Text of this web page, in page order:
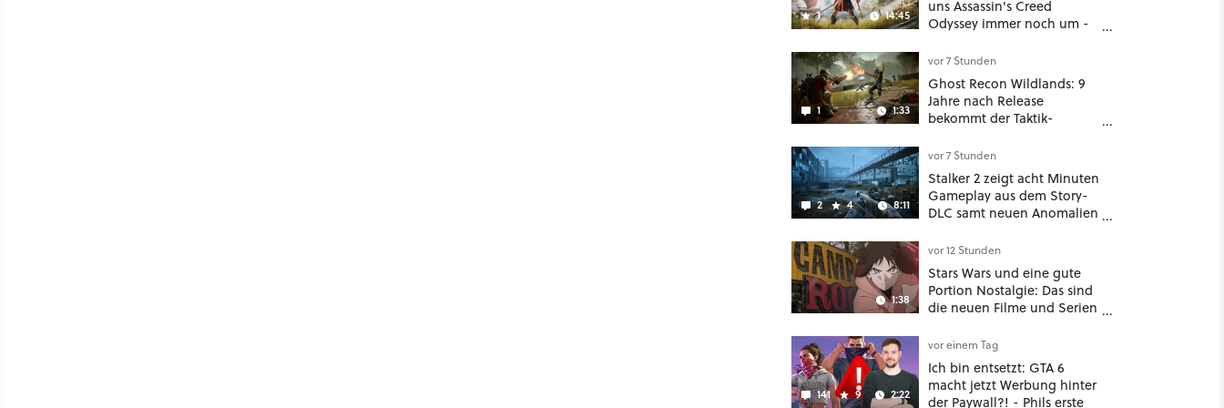
1 14:45
uns Assassin's Creed
Odyssey immer noch um -
1 1:33
vor 7 Stunden
Ghost Recon Wildlands: 9
Jahre nach Release
bekommt der Taktik-
nochmal ein dickes Update
2 4 8:11
vor 7 Stunden
Stalker 2 zeigt acht Minuten
Gameplay aus dem Story-
DLC samt neuen Anomalien
1:38
vor 12 Stunden
Stars Wars und eine gute
Portion Nostalgie: Das sind
die neuen Filme und Serien
141 9 2:22
vor einem Tag
Ich bin entsetzt: GTA 6
macht jetzt Werbung hinter
der Paywall?! - Phils erste